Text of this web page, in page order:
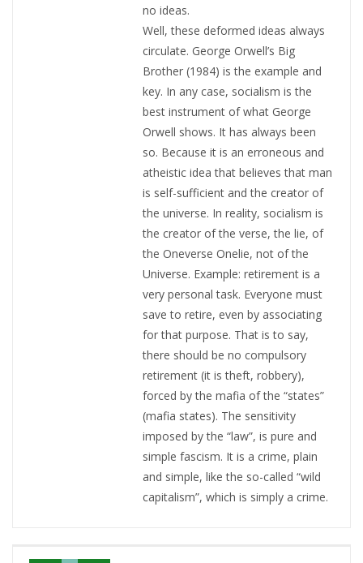
no ideas.
Well, these deformed ideas always
circulate. George Orwell’s Big
Brother (1984) is the example and
key. In any case, socialism is the
best instrument of what George
Orwell shows. It has always been
so. Because it is an erroneous and
atheistic idea that believes that man
is self-sufficient and the creator of
the universe. In reality, socialism is
the creator of the verse, the lie, of
the Oneverse Onelie, not of the
Universe. Example: retirement is a
very personal task. Everyone must
save to retire, even by associating
for that purpose. That is to say,
there should be no compulsory
retirement (it is theft, robbery),
forced by the mafia of the “states”
(mafia states). The sensitivity
imposed by the “law”, is pure and
simple fascism. It is a crime, plain
and simple, like the so-called “wild
capitalism”, which is simply a crime.